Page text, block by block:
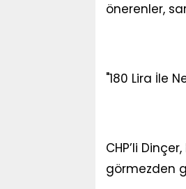
önerenler,
"180 Lira İle
CHP’li
görmezden